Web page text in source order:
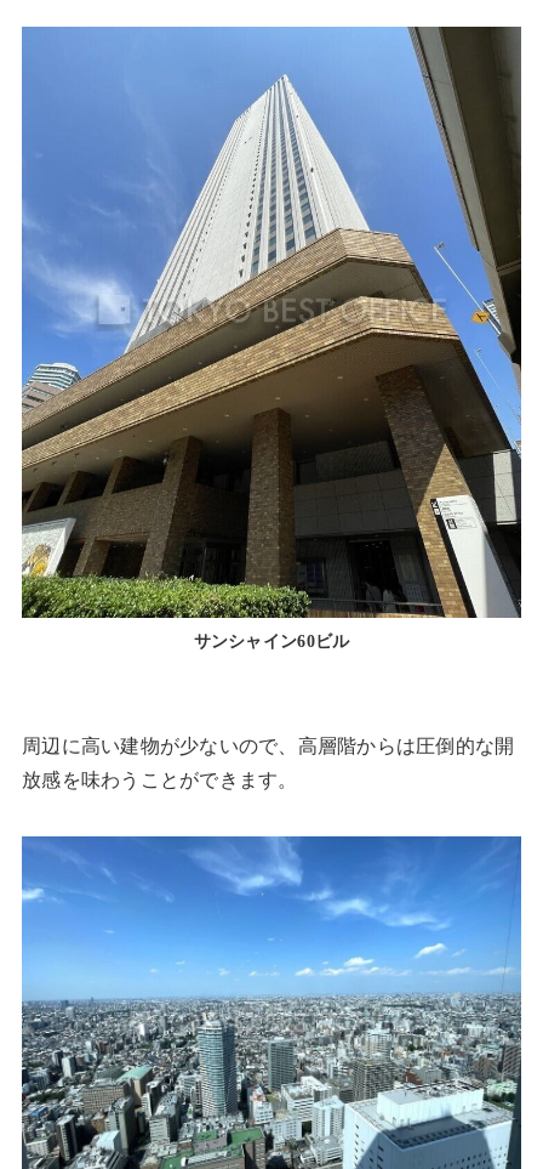
サンシャイン60ビル
周辺に高い建物が少ないので、高層階からは圧倒的な開
放感を味わうことができます。